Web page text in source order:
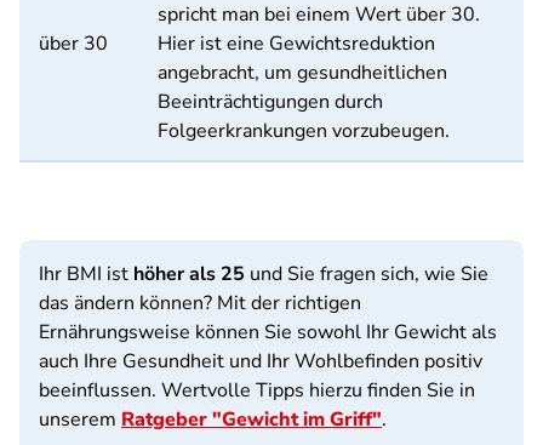
über 30
spricht man bei einem Wert über 30.
Hier ist eine Gewichtsreduktion
angebracht, um gesundheitlichen
Beeinträchtigungen durch
Folgeerkrankungen vorzubeugen.
Ihr BMI ist höher als 25 und Sie fragen sich, wie Sie
das ändern können? Mit der richtigen
Ernährungsweise können Sie sowohl Ihr Gewicht als
auch Ihre Gesundheit und Ihr Wohlbefinden positiv
beeinflussen. Wertvolle Tipps hierzu finden Sie in
unserem Ratgeber "Gewicht im Griff".